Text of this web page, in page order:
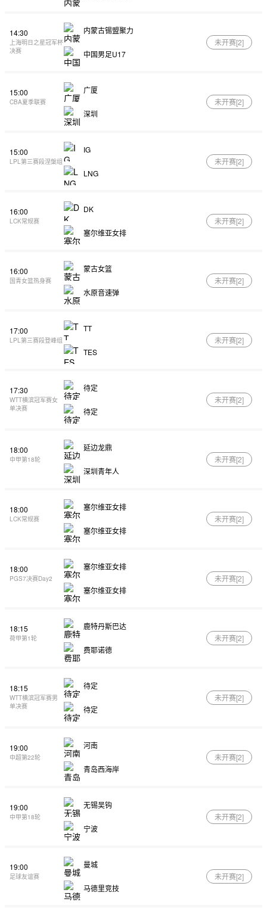
14:30
上海明日之星冠军杯
决赛
内蒙古锡盟聚力
中国男足U17
未开赛[2]
15:00
CBA夏季联赛
广厦
深圳
未开赛[2]
15:00
LPL第三赛段涅槃组
IG
LNG
未开赛[2]
16:00
LCK常规赛
DK
塞尔维亚女排
未开赛[2]
16:00
国青女篮热身赛
蒙古女篮
水原音速弹
未开赛[2]
17:00
LPL第三赛段登峰组
TT
TES
未开赛[2]
17:30
WTT横滨冠军赛女
单决赛
待定
待定
未开赛[2]
18:00
中甲第18轮
延边龙鼎
深圳青年人
未开赛[2]
18:00
LCK常规赛
塞尔维亚女排
塞尔维亚女排
未开赛[2]
18:00
PGS7决赛Day2
塞尔维亚女排
塞尔维亚女排
未开赛[2]
18:15
荷甲第1轮
鹿特丹斯巴达
费耶诺德
未开赛[2]
18:15
WTT横滨冠军赛男
单决赛
待定
待定
未开赛[2]
19:00
中超第22轮
河南
青岛西海岸
未开赛[2]
19:00
中甲第18轮
无锡吴钩
宁波
未开赛[2]
19:00
足球友谊赛
曼城
马德里竞技
未开赛[2]